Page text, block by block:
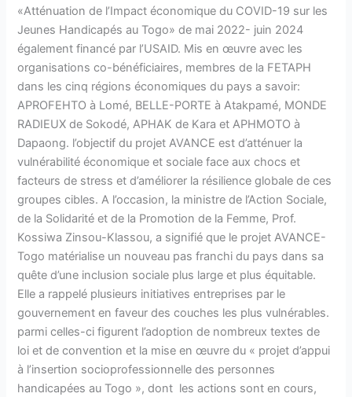
«Atténuation de l’Impact économique du COVID-19 sur les
Jeunes Handicapés au Togo» de mai 2022- juin 2024
également financé par l’USAID. Mis en œuvre avec les
organisations co-bénéficiaires, membres de la FETAPH
dans les cinq régions économiques du pays a savoir:
APROFEHTO à Lomé, BELLE-PORTE à Atakpamé, MONDE
RADIEUX de Sokodé, APHAK de Kara et APHMOTO à
Dapaong. l’objectif du projet AVANCE est d’atténuer la
vulnérabilité économique et sociale face aux chocs et
facteurs de stress et d’améliorer la résilience globale de ces
groupes cibles. A l’occasion, la ministre de l’Action Sociale,
de la Solidarité et de la Promotion de la Femme, Prof.
Kossiwa Zinsou-Klassou, a signifié que le projet AVANCE-
Togo matérialise un nouveau pas franchi du pays dans sa
quête d’une inclusion sociale plus large et plus équitable.
Elle a rappelé plusieurs initiatives entreprises par le
gouvernement en faveur des couches les plus vulnérables.
parmi celles-ci figurent l’adoption de nombreux textes de
loi et de convention et la mise en œuvre du « projet d’appui
à l’insertion socioprofessionnelle des personnes
handicapées au Togo », dont les actions sont en cours,